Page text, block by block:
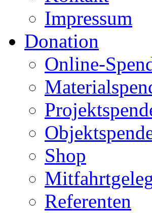
Impressum
Donation
Online-
Shop
Referenten